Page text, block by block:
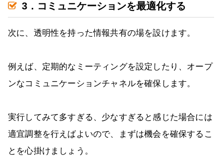
3．コミュニケーションを最適化する
次に、透明性を持った情報共有の場を設けます。
例えば、定期的なミーティングを設定したり、オープ
ンなコミュニケーションチャネルを確保します。
実行してみて多すぎる、少なすぎると感じた場合には
適宜調整を行えばよいので、まずは機会を確保するこ
とを心掛けましょう。